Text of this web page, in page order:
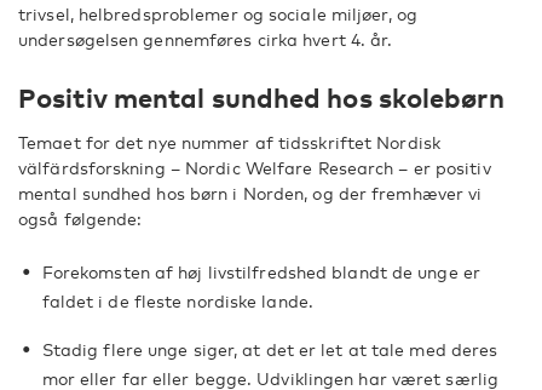
trivsel, helbredsproblemer og sociale miljøer, og
undersøgelsen gennemføres cirka hvert 4. år.
Positiv mental sundhed hos skolebørn
Temaet for det nye nummer af tidsskriftet Nordisk
välfärdsforskning – Nordic Welfare Research – er positiv
mental sundhed hos børn i Norden, og der fremhæver vi
også følgende:
Forekomsten af høj livstilfredshed blandt de unge er
faldet i de fleste nordiske lande.
Stadig flere unge siger, at det er let at tale med deres
mor eller far eller begge. Udviklingen har været særlig